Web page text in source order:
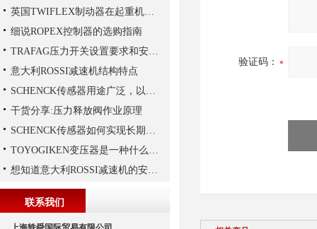
验证码：
英国TWIFLEX制动器在起重机作业中出现常见故障的原因
细说ROPEX控制器的选购指南
TRAFAG压力开关设置要求和安装要求是什么？
意大利ROSSI减速机结构特点
SCHENCK传感器用途广泛，以下是一些常见的应用领域
干货分享:压力释放阀作业原理
SCHENCK传感器如何实现长期稳定性？
TOYOGIKEN变压器是一种什么设备
想知道意大利ROSSI减速机的安装技巧，那就看这里
联系我们